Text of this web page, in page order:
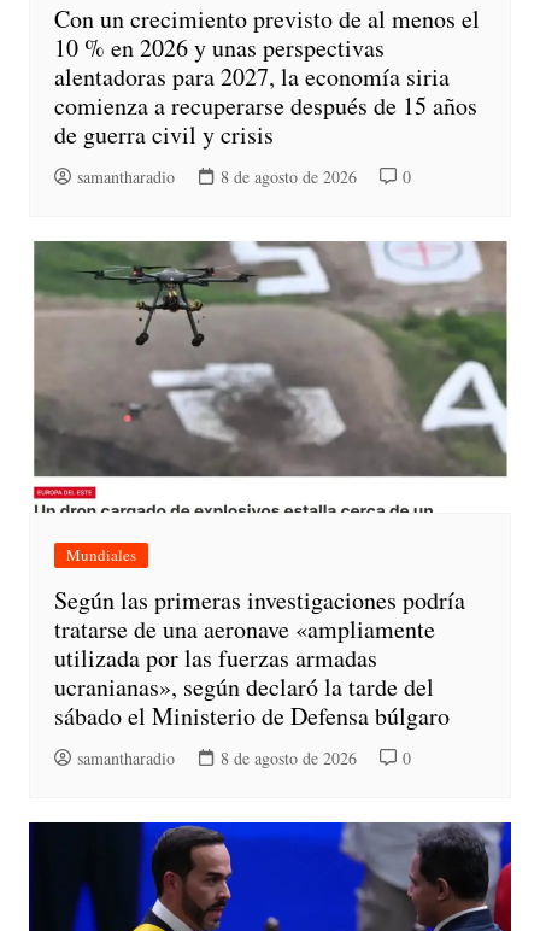
Con un crecimiento previsto de al menos el
10 % en 2026 y unas perspectivas
alentadoras para 2027, la economía siria
comienza a recuperarse después de 15 años
de guerra civil y crisis
samantharadio 8 de agosto de 2026 0
Mundiales
Según las primeras investigaciones podría
tratarse de una aeronave «ampliamente
utilizada por las fuerzas armadas
ucranianas», según declaró la tarde del
sábado el Ministerio de Defensa búlgaro
samantharadio 8 de agosto de 2026 0